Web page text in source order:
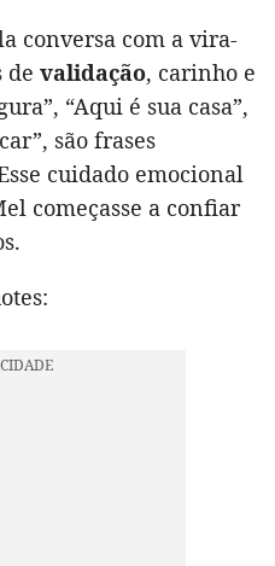
conversa com a vira-
de validação, carinho e
“Aqui é sua casa”,
são frases
cuidado emocional
começasse a confiar